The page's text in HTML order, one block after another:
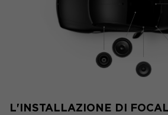
L'INSTALLAZIONE DI